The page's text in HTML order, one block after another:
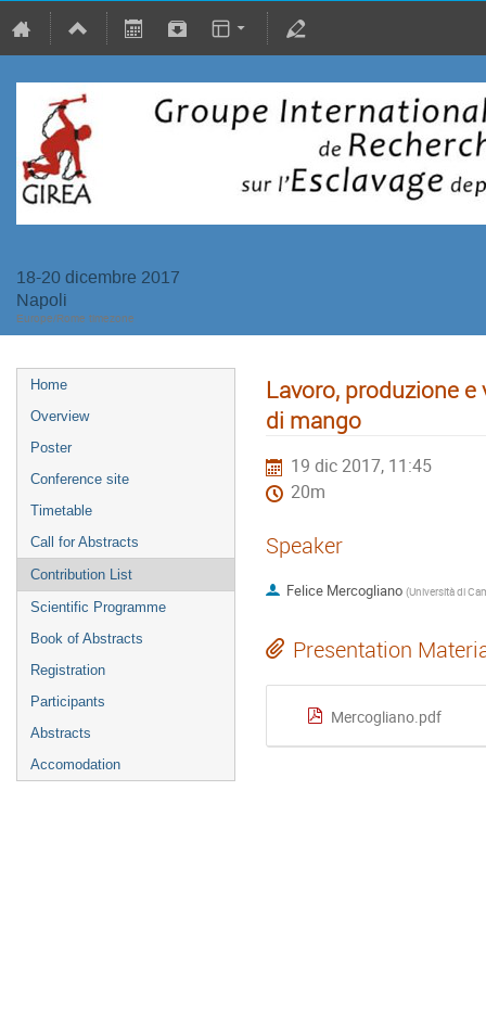
18-20 dicembre 2017
Napoli
Europe/Rome timezone
Home
Overview
Poster
Conference site
Timetable
Call for Abstracts
Contribution List
Scientific Programme
Book of Abstracts
Registration
Participants
Abstracts
Accomodation
Lavoro, produzione
di mango
19 dic 2017, 11:45
20m
Speaker
Felice Mercogliano (Università di
Presentation
Mercogliano.pdf